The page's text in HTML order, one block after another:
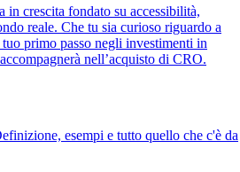
in crescita fondato su accessibilità,
reale. Che tu sia curioso riguardo a
primo passo negli investimenti in
nell’acquisto di CRO.
esempi e tutto quello che c'è da